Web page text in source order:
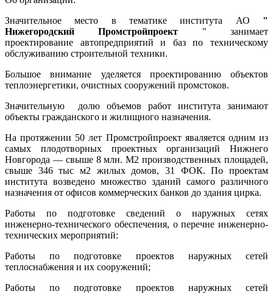
Значительное место в тематике института АО "
Нижегородский Промстройпроект " занимает
проектирование автопредприятий и баз по техническому
обслуживанию строительной техники.
Большое внимание уделяется проектированию объектов
теплоэнергетики, очистных сооружений промстоков.
Значительную долю объемов работ института занимают
объекты гражданского и жилищного назначения.
На протяжении 50 лет Промстройпроект явaляется одним из
самых плодотворных проектных организаций Нижнего
Новгорода — свыше 8 млн. М2 производственных площадей,
свыше 346 тыс м2 жилых домов, 31 ФОК. По проектам
института возведено множество зданий самого различного
назначения от офисов коммерческих банков до здания цирка.
Работы по подготовке сведений о наружных сетях
инженерно-технического обеспечения, о перечне инженерно-
технических мероприятий:
Работы по подготовке проектов наружных сетей
теплоснабжения и их сооружений;
Работы по подготовке проектов наружных сетей